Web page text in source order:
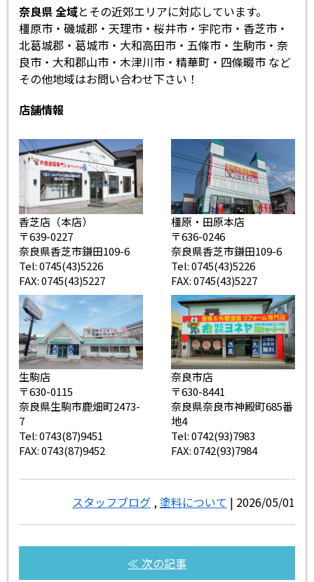
奈良県 全域とその近郊エリアに対応しています。
橿原市・磯城郡・天理市・桜井市・宇陀市・香芝市・
北葛城郡・葛城市・大和高田市・五條市・生駒市・奈
良市・大和郡山市・木津川市・精華町・四條畷市 など
その他地域はお問い合わせ下さい！
店舗情報
香芝店（本店）
〒639-0227
奈良県香芝市鎌田109-6
Tel: 0745(43)5226
FAX: 0745(43)5227
橿原・田原本店
〒636-0246
奈良県香芝市鎌田109-6
Tel: 0745(43)5226
FAX: 0745(43)5227
生駒店
〒630-0115
奈良県生駒市鹿畑町2473-
7
Tel: 0743(87)9451
FAX: 0743(87)9452
奈良市店
〒630-8441
奈良県奈良市神殿町685番
地4
Tel: 0742(93)7983
FAX: 0742(93)7984
スタッフブログ,塗料について | 2026/05/01
≪ 次の記事